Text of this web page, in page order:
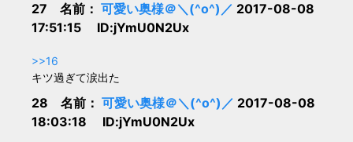
27 名前： 可愛い奥様＠＼(^o^)／ 2017-08-08
17:51:15 ID:jYmU0N2Ux
>>16
キツ過ぎて涙出た
28 名前： 可愛い奥様＠＼(^o^)／ 2017-08-08
18:03:18 ID:jYmU0N2Ux